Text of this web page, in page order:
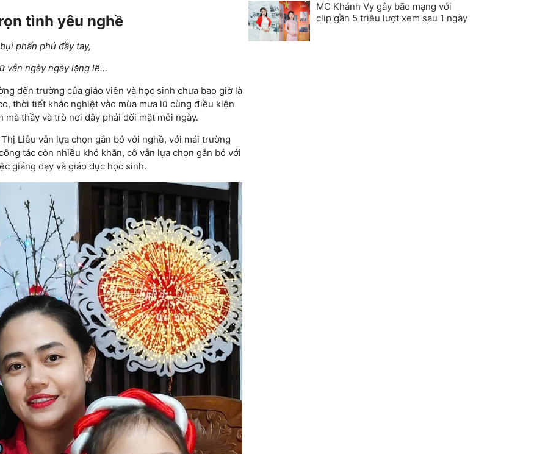
tình yêu nghề
phấn phủ đầy tay,
vẫn ngày ngày lặng lẽ…
đến trường của giáo viên và học sinh chưa bao giờ là
thời tiết khắc nghiệt vào mùa mưa lũ cùng điều kiện
thầy và trò nơi đây phải đối mặt mỗi ngày.
Liễu vẫn lựa chọn gắn bó với nghề, với mái trường
tác còn nhiều khó khăn, cô vẫn lựa chọn gắn bó với
giảng dạy và giáo dục học sinh.
MC Khánh Vy gây bão mạng với
clip gần 5 triệu lượt xem sau 1 ngày